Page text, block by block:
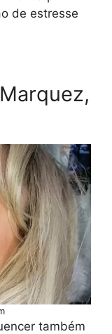
de estresse
também